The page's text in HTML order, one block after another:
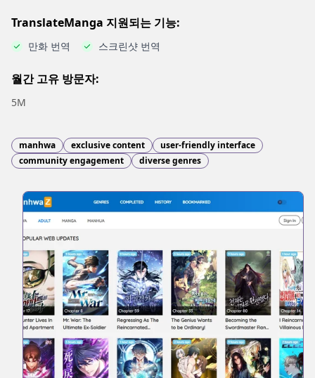
TranslateManga 지원되는 기능:
만화 번역 스크린샷 번역
월간 고유 방문자:
5M
manhwa exclusive content
user-friendly interface
community engagement
diverse genres